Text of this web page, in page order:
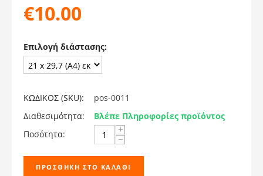
€10.00
Επιλογή διάστασης:
ΚΩΔΙΚΟΣ (SKU):
pos-0011
Διαθεσιμότητα:
Βλέπε Πληροφορίες προϊόντος
Ποσότητα:
+
−
ΠΡΟΣΘΉΚΗ ΣΤΟ ΚΑΛΆΘΙ